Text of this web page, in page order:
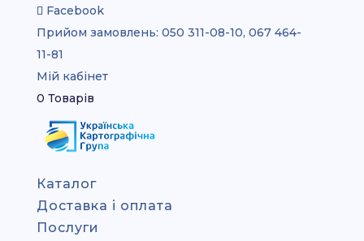
Facebook
Прийом замовлень: 050 311-08-10, 067 464-
11-81
Мій кабінет
0 Товарів
Каталог
Доставка і оплата
Послуги